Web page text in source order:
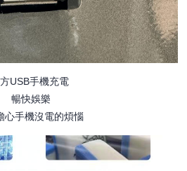
USB手機充電
暢快娛樂
心手機沒電的煩惱